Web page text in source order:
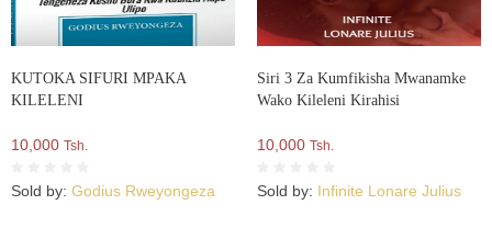
KUTOKA SIFURI MPAKA
KILELENI
10,000 Tsh.
Sold by: Godius Rweyongeza
Siri 3 Za Kumfikisha Mwanamke
Wako Kileleni Kirahisi
10,000 Tsh.
Sold by: Infinite Lonare Julius